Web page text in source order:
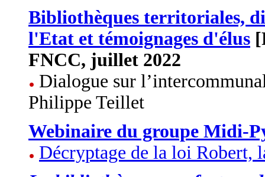
Bibliothèques territoriales,
l'Etat et témoignages d'élus
FNCC, juillet 2022
Dialogue sur
Philippe Teillet
Webinaire du groupe Midi-
Décryptage de la loi Robert,